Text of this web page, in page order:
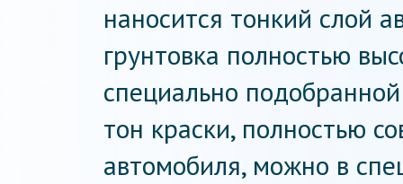
наносится тонкий слой
грунтовка полностью
специально
тон краски, полностью
автомобиля, можно в